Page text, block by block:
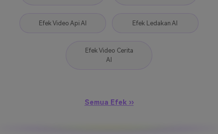
Efek Video Api AI Efek Ledakan AI
Efek Video Cerita
AI
Semua Efek ››